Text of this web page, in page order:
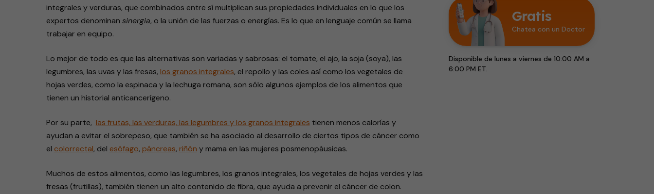
integrales y verduras, que combinados entre sí multiplican sus propiedades individuales en lo que los
expertos denominan sinergia, o la unión de las fuerzas o energías. Es lo que en lenguaje común se llama
trabajar en equipo.
Lo mejor de todo es que las alternativas son variadas y sabrosas: el tomate, el ajo, la soja (soya), las
legumbres, las uvas y las fresas, los granos integrales, el repollo y las coles así como los vegetales de
hojas verdes, como la espinaca y la lechuga romana, son sólo algunos ejemplos de los alimentos que
tienen un historial anticancerígeno.
Por su parte, las frutas, las verduras, las legumbres y los granos integrales tienen menos calorías y
ayudan a evitar el sobrepeso, que también se ha asociado al desarrollo de ciertos tipos de cáncer como
el colorrectal, del esófago, páncreas, riñón y mama en las mujeres posmenopáusicas.
Muchos de estos alimentos, como las legumbres, los granos integrales, los vegetales de hojas verdes y las
fresas (frutillas), también tienen un alto contenido de fibra, que ayuda a prevenir el cáncer de colon.
Gratis
Chatea con un Doctor
Disponible de lunes a viernes de 10:00 AM a
6:00 PM ET.